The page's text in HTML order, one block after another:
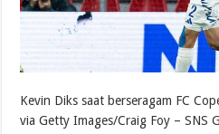
Kevin Diks saat berseragam FC
via Getty Images/Craig Foy – SNS